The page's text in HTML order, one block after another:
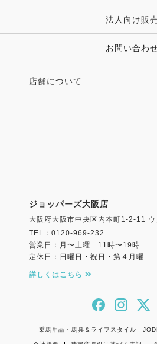
その他 ファッション雑貨法人向け販売
お問い合わ
店舗について
ジョッパーズ大阪店
大阪府大阪市中央区内本町1-2-11
TEL：0120-969-232
営業日：月〜土曜 11時〜19時
定休日：日曜日・祝日・第４月曜
詳しくはこちら
乗馬用品・馬具＆ライフスタイル